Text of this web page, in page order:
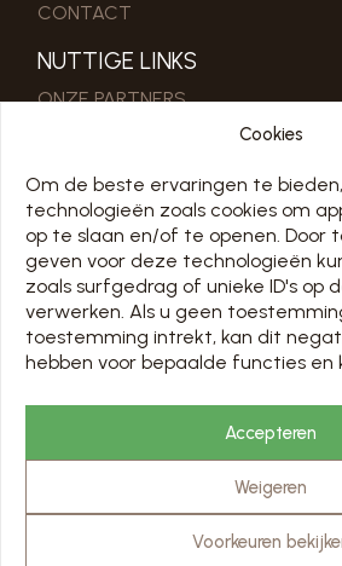
Cookies
Om de beste ervaringen te
technologieën zoals cookies om
op te slaan en/of te openen. Door
geven voor deze technologieën
zoals surfgedrag of unieke ID's op
verwerken. Als u geen
toestemming intrekt, kan dit
hebben voor bepaalde functies en
Accepteren
Weigeren
Voorkeuren
CONTACT
NUTTIGE LINKS
ONZE PARTNERS
SCHEMA
TOUS LES JOURS 7/7 DE 10H
SLUIT OM 16:00 OP 31/12
Openingsdagen op de kalender
Chargement en
BEZOEKEN
© Abbaye de Stavelot - website